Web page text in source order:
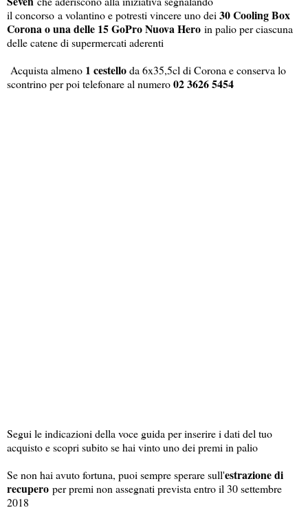
il concorso a volantino e potresti vincere uno dei 30 Cooling Box
Corona o una delle 15 GoPro Nuova Hero in palio per ciascuna
delle catene di supermercati aderenti
Acquista almeno 1 cestelloda 6x35,5cl di Corona e conserva lo
scontrino per poi telefonare al numero02 3626 5454
Segui le indicazioni della voce guida per inserire i dati del tuo
acquisto e scopri subito se hai vinto uno dei premi in palio
Se non hai avuto fortuna, puoi sempre sperare sull'estrazione di
recupero per premi non assegnati prevista entro il 30 settembre
2018